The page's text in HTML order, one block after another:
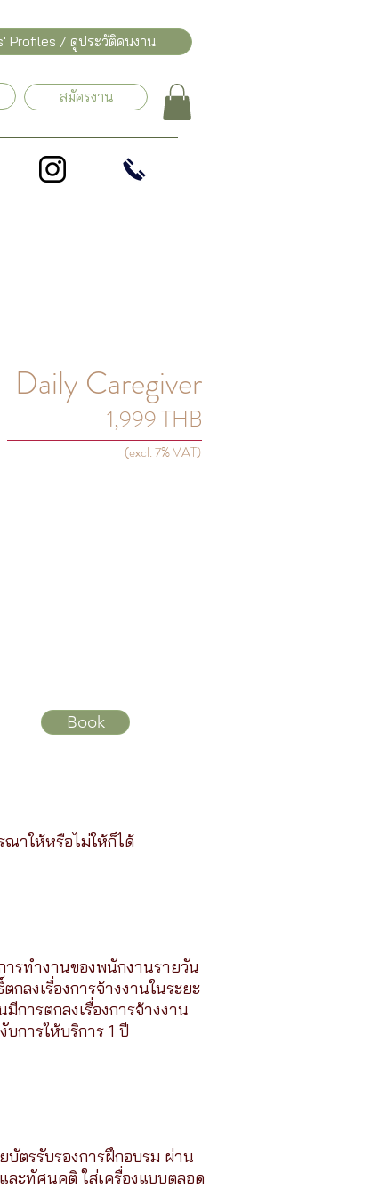
Profiles / ดูประวัติคนงาน
สมัครงาน
Daily Caregiver
1,999 THB
(excl. 7% VAT)
Book
ณาให้หรือไม่ให้ก็ได้
รทำงานของพนักงานรายวัน
ลงเรื่องการจ้างงานในระยะ
ารตกลงเรื่องการจ้างงาน
การให้บริการ 1 ปี
ตรรับรองการฝึกอบรม ผ่าน
ะทัศนคติ ใส่เครื่องแบบตลอด